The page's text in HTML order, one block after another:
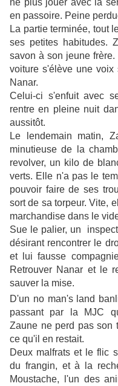
ne plus jouer avec la
en passoire. Peine
La partie terminée, tout
ses petites habitudes.
savon à son jeune
voiture s'élève une
Nanar.
Celui-ci s'enfuit avec
rentre en pleine nuit
aussitôt.
Le lendemain matin,
minutieuse de la
revolver, un kilo de
verts. Elle n'a pas le
pouvoir faire de ses
sort de sa torpeur. Vite,
marchandise dans le
Sue le palier, un
désirant rencontrer le
et lui fausse
Retrouver Nanar et le
sauver la mise.
D'un no man's land
passant par la MJC
Zaune ne perd pas son
ce qu'il en restait.
Deux malfrats et le flic
du frangin, et à la
Moustache, l'un des